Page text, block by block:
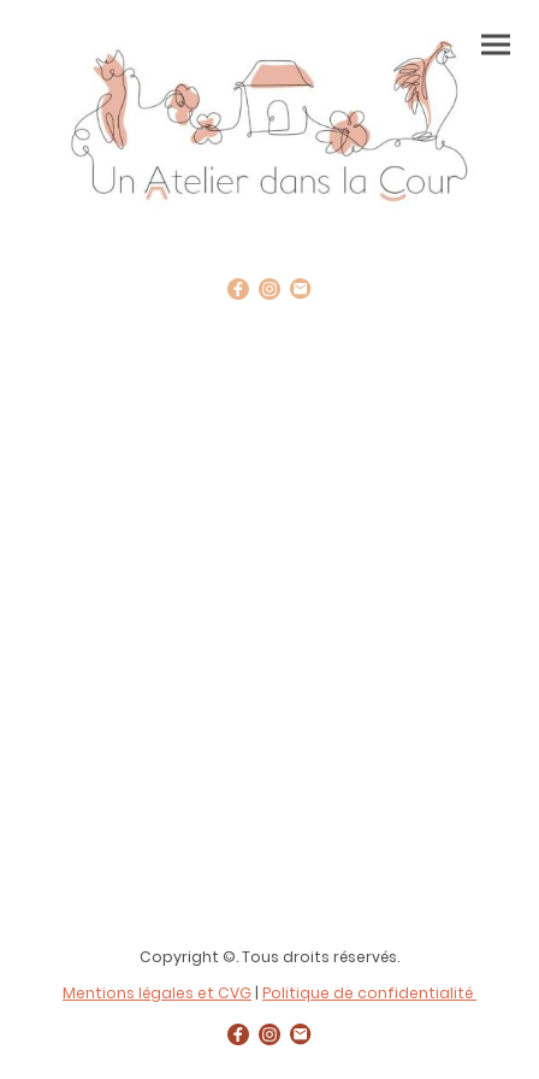
Copyright ©. Tous droits réservés.
Mentions légales et CVG | Politique de confidentialité